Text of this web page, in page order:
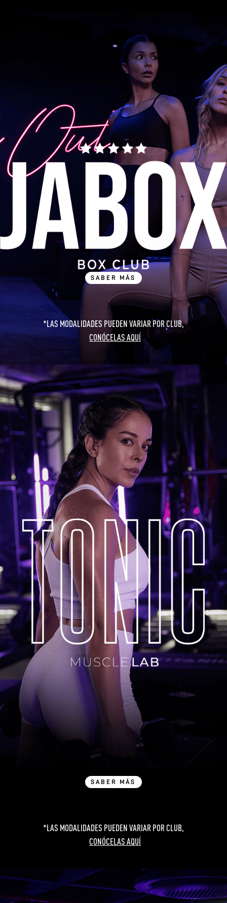
SABER MÁS
*LAS MODALIDADES PUEDEN VARIAR POR CLUB,
CONÓCELAS AQUÍ
SABER MÁS
*LAS MODALIDADES PUEDEN VARIAR POR CLUB,
CONÓCELAS AQUÍ